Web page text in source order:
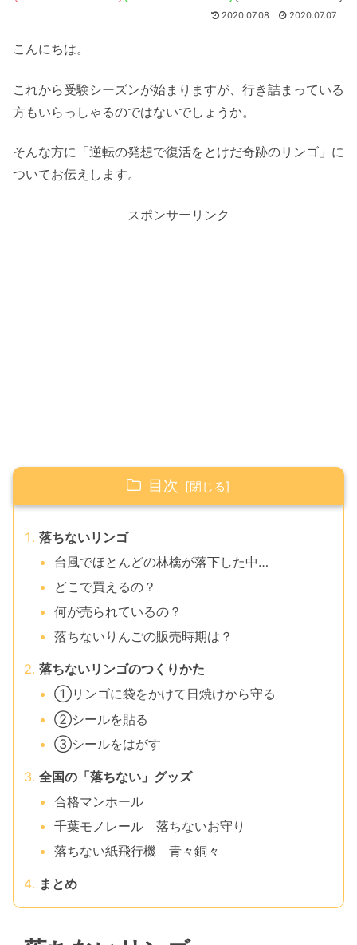
2020.07.08 2020.07.07
こんにちは。
これから受験シーズンが始まりますが、行き詰まっている
方もいらっしゃるのではないでしょうか。
そんな方に「逆転の発想で復活をとけだ奇跡のリンゴ」に
ついてお伝えします。
スポンサーリンク
目次
落ちないリンゴ
台風でほとんどの林檎が落下した中…
どこで買えるの？
何が売られているの？
落ちないりんごの販売時期は？
落ちないリンゴのつくりかた
①リンゴに袋をかけて日焼けから守る
②シールを貼る
③シールをはがす
全国の「落ちない」グッズ
合格マンホール
千葉モノレール 落ちないお守り
落ちない紙飛行機 青々銅々
まとめ